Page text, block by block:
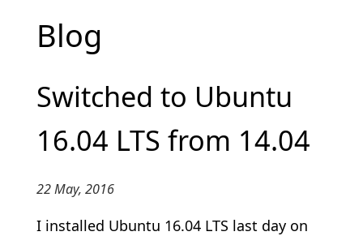
Blog
Switched to Ubuntu
16.04 LTS from 14.04
22 May, 2016
I installed Ubuntu 16.04 LTS last day on